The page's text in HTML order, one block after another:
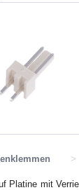
>
Platine mit